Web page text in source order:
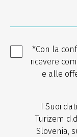
*Con la
ricevere
e alle
I Suoi
Turizem
Slovenia,